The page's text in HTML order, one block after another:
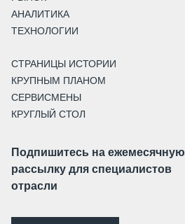
АНАЛИТИКА
ТЕХНОЛОГИИ
СТРАНИЦЫ ИСТОРИИ
КРУПНЫМ ПЛАНОМ
СЕРВИСМЕНЫ
КРУГЛЫЙ СТОЛ
Подпишитесь на ежемесячную
рассылку для специалистов
отрасли